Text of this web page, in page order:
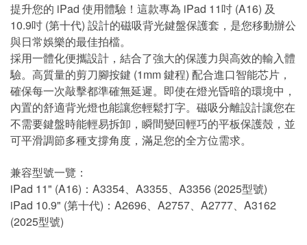
提升您的 iPad 使用體驗！這款專為 iPad 11吋 (A16) 及
10.9吋 (第十代) 設計的磁吸背光鍵盤保護套，是您移動辦公
與日常娛樂的最佳拍檔。
採用一體化便攜設計，結合了強大的保護力與高效的輸入體
驗。高質量的剪刀腳按鍵 (1mm 鍵程) 配合進口智能芯片，
確保每一次敲擊都準確無延遲。即使在燈光昏暗的環境中，
內置的舒適背光燈也能讓您輕鬆打字。磁吸分離設計讓您在
不需要鍵盤時能輕易拆卸，瞬間變回輕巧的平板保護殼，並
可平滑調節多種支撐角度，滿足您的全方位需求。
兼容型號一覽：
iPad 11" (A16)：A3354、A3355、A3356 (2025型號)
iPad 10.9" (第十代)：A2696、A2757、A2777、A3162
(2025型號)